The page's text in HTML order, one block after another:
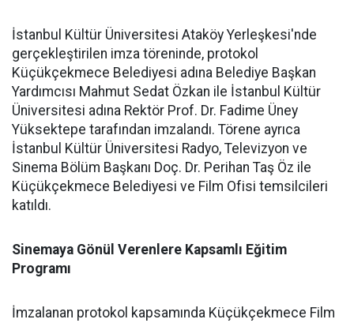
İstanbul Kültür Üniversitesi Ataköy Yerleşkesi'nde
gerçekleştirilen imza töreninde, protokol
Küçükçekmece Belediyesi adına Belediye Başkan
Yardımcısı Mahmut Sedat Özkan ile İstanbul Kültür
Üniversitesi adına Rektör Prof. Dr. Fadime Üney
Yüksektepe tarafından imzalandı. Törene ayrıca
İstanbul Kültür Üniversitesi Radyo, Televizyon ve
Sinema Bölüm Başkanı Doç. Dr. Perihan Taş Öz ile
Küçükçekmece Belediyesi ve Film Ofisi temsilcileri
katıldı.
Sinemaya Gönül Verenlere Kapsamlı Eğitim
Programı
İmzalanan protokol kapsamında Küçükçekmece Film